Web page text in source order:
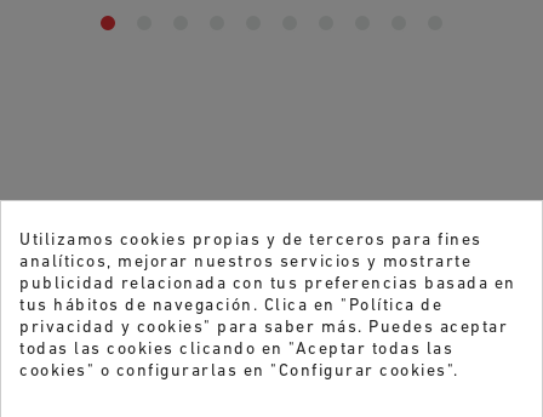
Utilizamos cookies propias y de terceros para fines
analíticos, mejorar nuestros servicios y mostrarte
publicidad relacionada con tus preferencias basada en
tus hábitos de navegación. Clica en "Política de
privacidad y cookies" para saber más. Puedes aceptar
todas las cookies clicando en "Aceptar todas las
cookies" o configurarlas en "Configurar cookies".